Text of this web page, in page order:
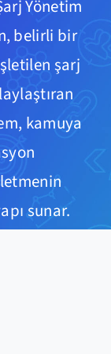
Yönetim
belirli bir
şarj
kamuya
sunar.